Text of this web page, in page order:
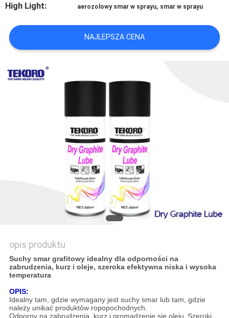
NOWOŚCI
POPROŚ
O
POLITYKA
PRYWATNOŚCI
High Light: aerozolowy smar w sprayu, smar w sprayu
NAJLEPSZA CENA
opis produktu
Suchy smar grafitowy idealny dla odporności na
zabrudzenia, kurz i oleje, szeroka efektywna niska i wysoka
temperatura
OPIS:
Idealny tam, gdzie wymagany jest suchy smar lub tam, gdzie
należy unikać produktów ropopochodnych.
Odporny na zabrudzenia, kurz i gromadzenie się oleju. Szeroki